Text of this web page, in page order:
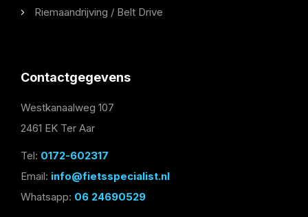
Riemaandrijving / Belt Drive
Contactgegevens
Westkanaalweg 107
2461 EK Ter Aar
Tel: 0172-602317
Email: info@fietsspecialist.nl
Whatsapp: 06 24690529